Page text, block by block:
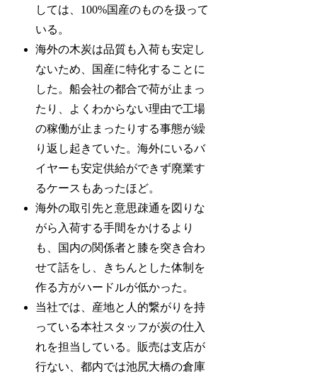
しては、100%国産のものを扱って
いる。
海外の木炭は品質も入荷も安定し
ないため、国産に特化することに
した。船会社の都合で荷が止まっ
たり、よくわからない理由で工場
の稼働が止まったりする事態が繰
り返し起きていた。海外にいるバ
イヤーも安定供給ができず廃業す
るケースもあったほど。
海外の取引先と意思疎通を図りな
がら入荷する手間をかけるより
も、国内の関係者と膝を突き合わ
せて話をし、きちんとした体制を
作る方がハードルが低かった。
当社では、産地と人的繋がりを持
っている本社スタッフが炭の仕入
れを担当している。販売は支店が
行ない、都内では池尻大橋の倉庫